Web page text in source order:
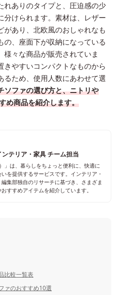
れありのタイプと、圧迫感の少
分けられます。素材は、レザー
があり、北欧風のおしゃれなも
の、座面下が収納になっている
様々な商品が販売されていま
きやすいコンパクトなものから
るため、使用人数にあわせて選
ソファの選び方と、ニトリや
め商品を紹介します。
テリア・家具 チーム担当
」は、暮らしをちょっと便利に、快適に
を提供するサービスです。インテリア・
集部独自のリサーチに基づき、さまざま
すすめアイテムを紹介しています。
比較一覧表
ァのおすすめ10選